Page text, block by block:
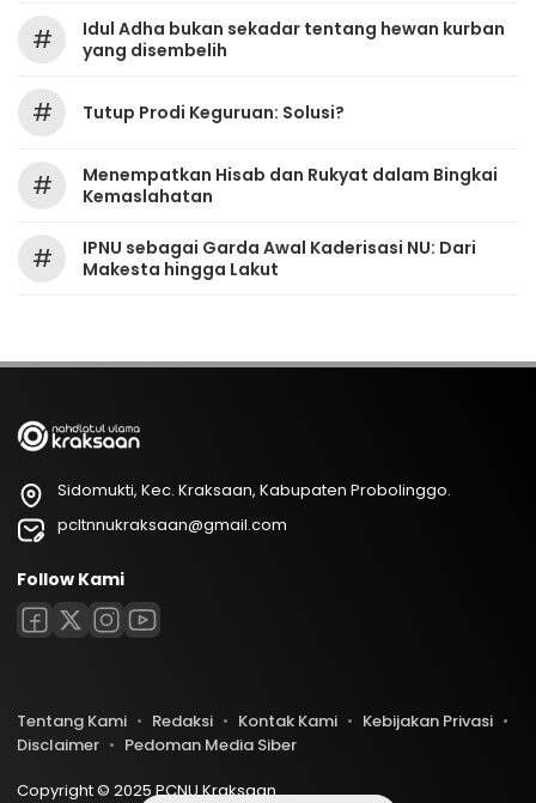
#
Idul Adha bukan sekadar tentang hewan kurban
yang disembelih
# Tutup Prodi Keguruan: Solusi?
#
Menempatkan Hisab dan Rukyat dalam Bingkai
Kemaslahatan
#
IPNU sebagai Garda Awal Kaderisasi NU: Dari
Makesta hingga Lakut
Sidomukti, Kec. Kraksaan, Kabupaten Probolinggo.
pcltnnukraksaan@gmail.com
Follow Kami
Tentang Kami Redaksi Kontak Kami
Kebijakan Privasi
Disclaimer
Pedoman Media Siber
Copyright © 2025 PCNU Kraksaan